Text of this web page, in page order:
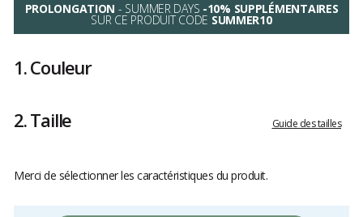
PROLONGATION - SUMMER DAYS -10% SUPPLÉMENTAIRES
SUR CE PRODUIT CODE SUMMER10
1.Couleur
2.Taille Guide des tailles
Merci de sélectionner les caractéristiques du produit.